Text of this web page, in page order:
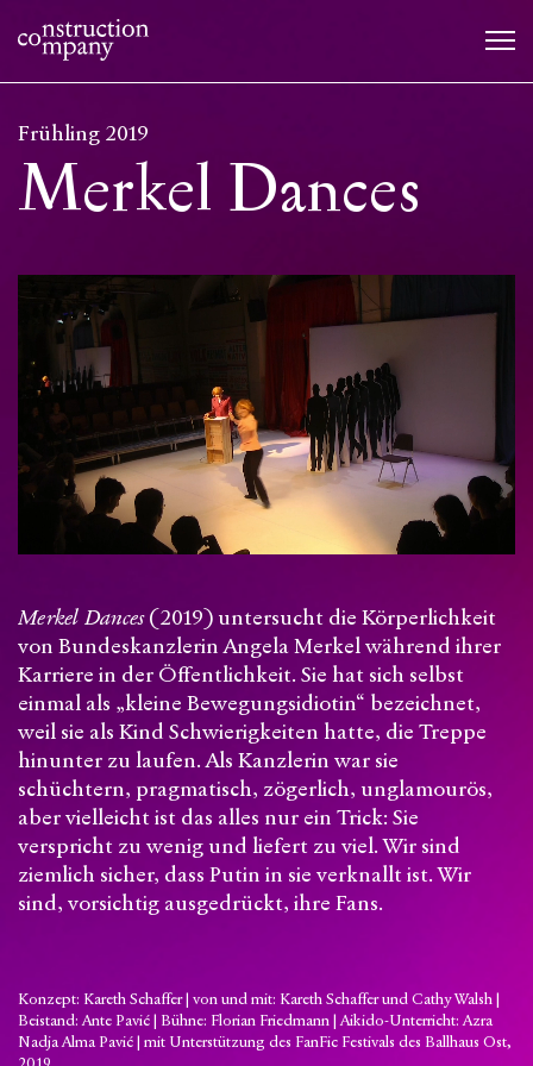
Frühling 2019
Merkel Dances
Merkel Dances(2019) untersucht die Körperlichkeit
von Bundeskanzlerin Angela Merkel während ihrer
Karriere in der Öffentlichkeit. Sie hat sich selbst
einmal als „kleine Bewegungsidiotin“ bezeichnet,
weil sie als Kind Schwierigkeiten hatte, die Treppe
hinunter zu laufen. Als Kanzlerin war sie
schüchtern, pragmatisch, zögerlich, unglamourös,
aber vielleicht ist das alles nur ein Trick: Sie
verspricht zu wenig und liefert zu viel. Wir sind
ziemlich sicher, dass Putin in sie verknallt ist. Wir
sind, vorsichtig ausgedrückt, ihre Fans.
Konzept: Kareth Schaffer | von und mit: Kareth Schaffer und Cathy Walsh |
Beistand: Ante Pavić | Bühne: Florian Friedmann | Aikido-Unterricht: Azra
Nadja Alma Pavić | mit Unterstützung des FanFic Festivals des Ballhaus Ost,